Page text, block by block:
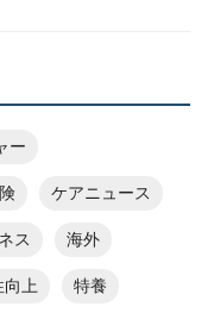
ー
ケアニュース
ス 海外
向上 特養